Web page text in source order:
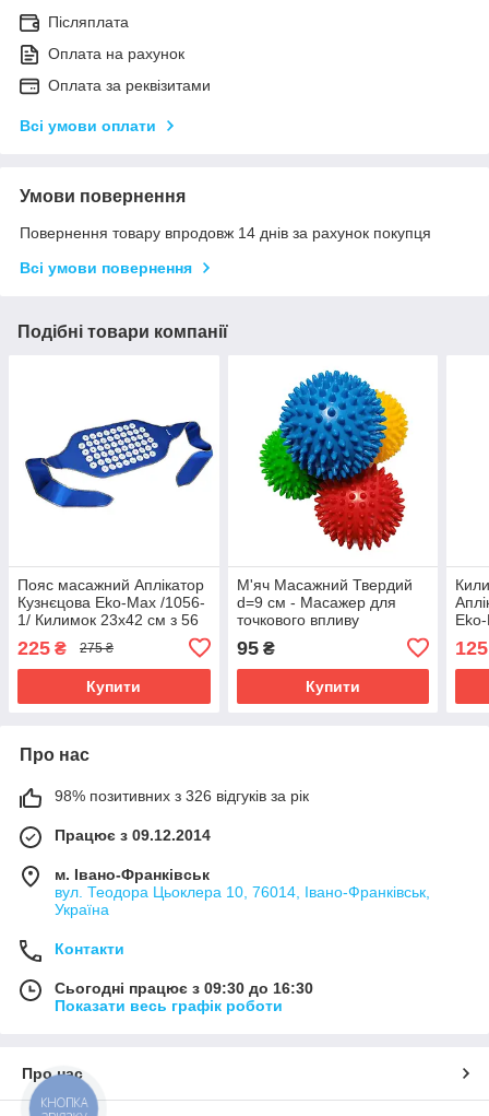
Післяплата
Оплата на рахунок
Оплата за реквізитами
Всі умови оплати
Умови повернення
Повернення товару впродовж 14 днів за рахунок покупця
Всі умови повернення
Подібні товари компанії
Пояс масажний Аплікатор
Кузнєцова Eko-Max /1056-
1/ Килимок 23x42 см з 56
225 ₴ 275 ₴
Купити
М'яч Масажний Твердий
d=9 см - Масажер для
точкового впливу
95₴
Купити
125
Про нас
98% позитивних з 326 відгуків за рік
Працює з 09.12.2014
м. Івано-Франківськ
вул. Теодора Цьоклера 10, 76014, Івано-Франківськ,
Україна
Контакти
Сьогодні працює з 09:30 до 16:30
Показати весь графік роботи
Про нас
КНОПКА